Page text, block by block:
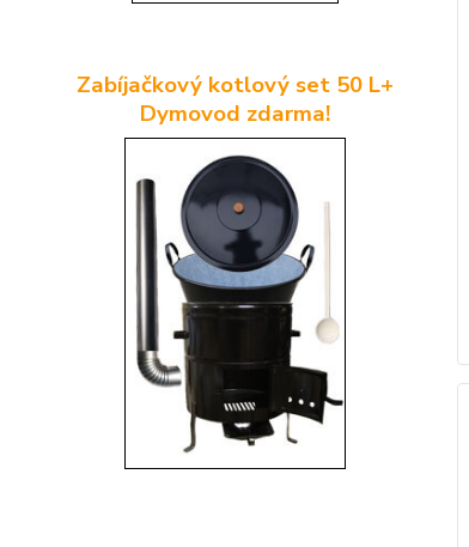
Zabíjačkový kotlový set 50 L+
Dymovod zdarma!